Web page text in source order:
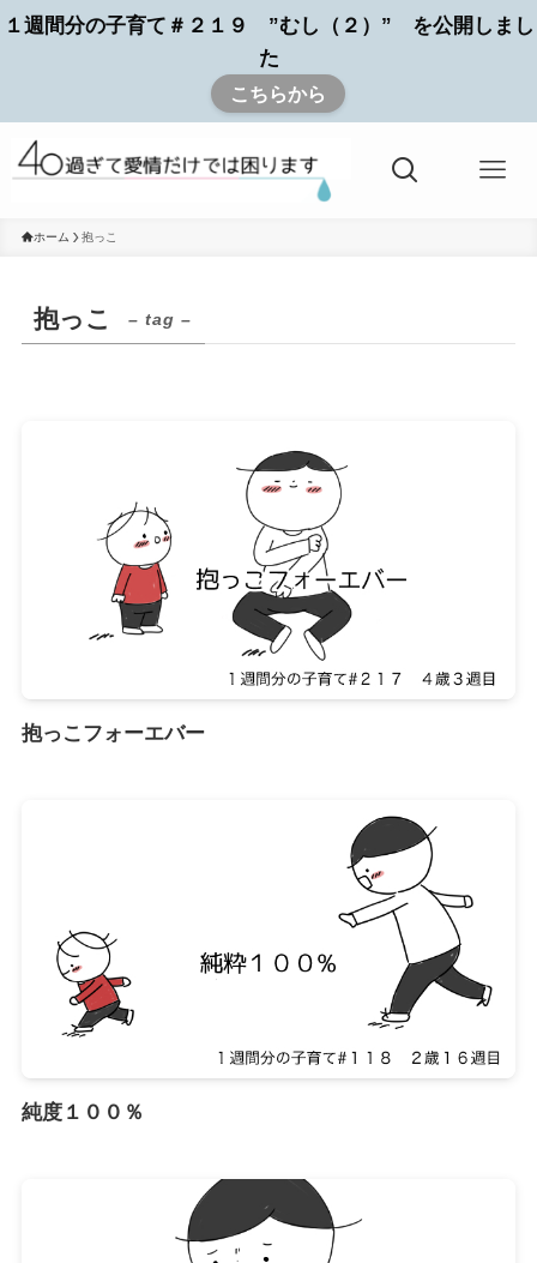
１週間分の子育て＃２１９ ”むし（２）” を公開しまし
た
こちらから
ホーム 抱っこ
抱っこ – tag –
抱っこフォーエバー
純度１００％